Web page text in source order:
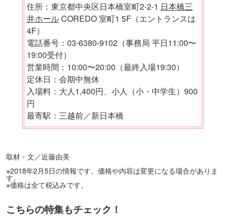
住所：東京都中央区日本橋室町2-2-1 日本橋三
井ホールCOREDO 室町1 5F（エントランスは
4F）
電話番号：03-6380-9102（事務局 平日11:00〜
19:00受付）
営業時間：10:00〜20:00（最終入場19:30）
定休日：会期中無休
入場料：大人1,400円、小人（小・中学生）900
円
最寄駅：三越前／新日本橋
取材・文／近藤由美
※2018年2月5日の情報です。価格や内容は変更になる場合がありま
す。
※価格は全て税込みです。
こちらの特集もチェック！